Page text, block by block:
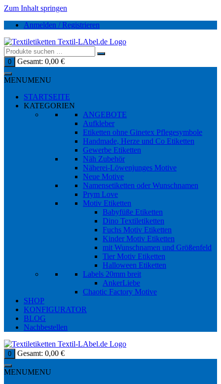
Zum Inhalt springen
Anmelden / Registrieren
0 Gesamt: 0,00 €
MENUMENU
STARTSEITE
KATEGORIEN
ANGEBOTE
Aufkleber
Etiketten ohne Ginetex Pflegesymbole
Handmade, Herze und Co Etiketten
Gewerbe Etiketten
Näh Zubehör
Näherei-Löwenjunges Motive
Neue Motive
Namensetiketten oder Wunschnamen
Prym Love
Motiv Etiketten
Babyfüße Etiketten
Dino Textiletiketten
Fuchs Motiv Etiketten
Kinder Motiv Etiketten
mit Wunschnamen und Größenfeld
Tier Motiv Etiketten
Halloween Etiketten
Labels 20mm breit
AnkerLiebe
Chaotic Factory Motive
SHOP
KONFIGURATOR
BLOG
Nachbestellen
0 Gesamt: 0,00 €
MENUMENU